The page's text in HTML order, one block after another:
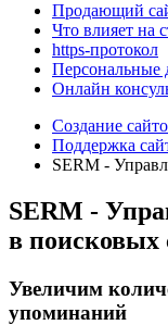
Продающий
Что влияет на
https-протокол
Персональные
Онлайн
Создание
Поддержка
SERM -
SERM -
в поисковых
Увеличим
упоминаний